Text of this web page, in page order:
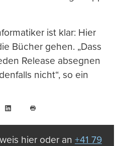
ist klar: Hier
Bücher gehen. „Dass
Release absegnen
nicht“, so ein
LinkedIn
drucken
hier oder an +41 79